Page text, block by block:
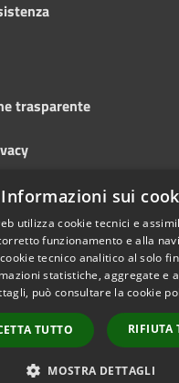
trasparente
accessibilità
•
by
Informazioni sui
utilizza cookie tecnici e
funzionamento e alla
tecnico analitico al solo
statistiche, aggregate e
può consultare la cookie
TUTTO RIFIUTA
MOSTRA DETTAGLI